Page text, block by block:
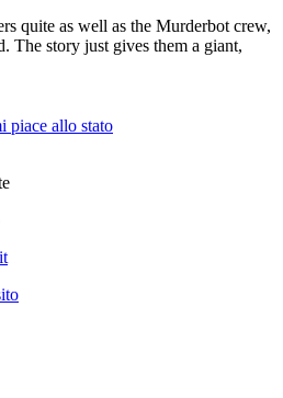
quite as well as the Murderbot crew,
The story just gives them a giant,
piace allo stato